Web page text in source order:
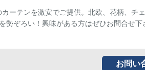
ーテンを激安でご提供。北欧、花柄、チ
勢ぞろい！興味がある方はぜひお問合せ下
お問い